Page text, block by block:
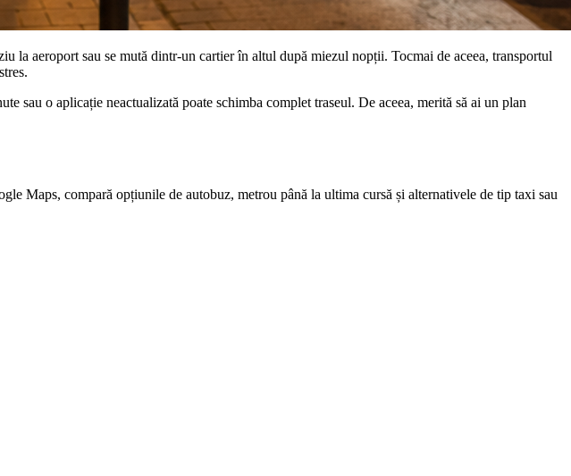
la aeroport sau se mută dintr-un cartier în altul după miezul nopții. Tocmai de aceea, transportul
sau o aplicație neactualizată poate schimba complet traseul. De aceea, merită să ai un plan
Maps, compară opțiunile de autobuz, metrou până la ultima cursă și alternativele de tip taxi sau